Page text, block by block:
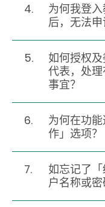
4.
为何我登入
后，无法申
5.
如何授权
代表，处
事宜？
6.
为何在功
作」选项？
7.
如忘记了
户名称或密